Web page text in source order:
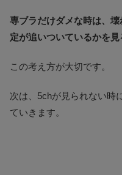
専ブラだけダメな時は、
定が追いついているかを見
この考え方が大切です。
次は、5chが見られない時
ていきます。